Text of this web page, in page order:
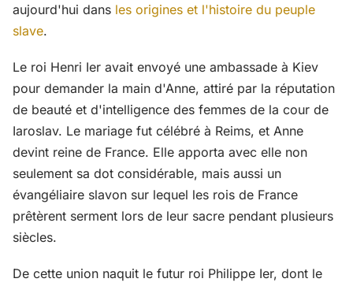
aujourd'hui dans les origines et l'histoire du peuple
slave.
Le roi Henri Ier avait envoyé une ambassade à Kiev
pour demander la main d'Anne, attiré par la réputation
de beauté et d'intelligence des femmes de la cour de
Iaroslav. Le mariage fut célébré à Reims, et Anne
devint reine de France. Elle apporta avec elle non
seulement sa dot considérable, mais aussi un
évangéliaire slavon sur lequel les rois de France
prêtèrent serment lors de leur sacre pendant plusieurs
siècles.
De cette union naquit le futur roi Philippe Ier, dont le